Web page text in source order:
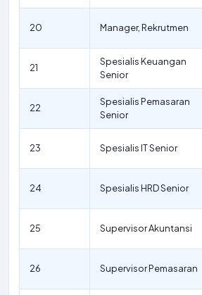
20 Manager, Rekrutmen
21
Spesialis Keuangan
Senior
22
Spesialis Pemasaran
Senior
23 Spesialis IT Senior
24 Spesialis HRD Senior
25 Supervisor Akuntansi
26 Supervisor Pemasaran